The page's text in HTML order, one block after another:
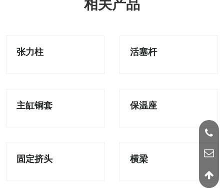
相关产品
张力柱 活塞杆
主缸铜套 保温座
固定挤头 横梁